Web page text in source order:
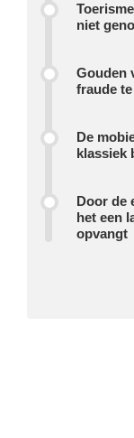
niet
Gouden
fraude
De
klassiek
Door de
het een
opvangt